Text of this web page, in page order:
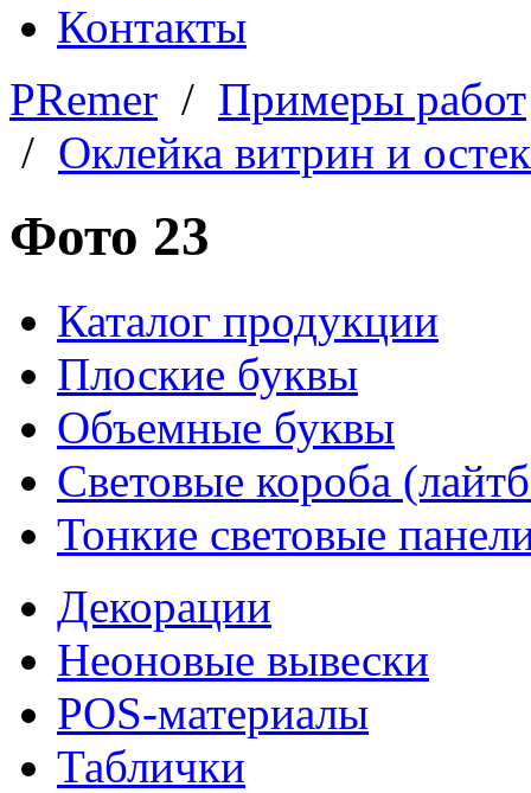
Контакты
PRemer / Примеры работ
/ Оклейка витрин и
Фото 23
Каталог продукции
Плоские буквы
Объемные буквы
Световые короба
Тонкие световые
Декорации
Неоновые вывески
POS-материалы
Таблички